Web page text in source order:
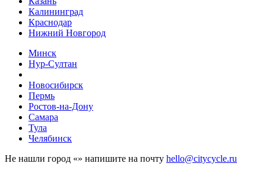
Калининград
Краснодар
Нижний Новгород
Минск
Нур-Султан
Новосибирск
Пермь
Ростов-на-Дону
Самара
Тула
Челябинск
Не нашли город «» напишите на почту hello@citycycle.ru